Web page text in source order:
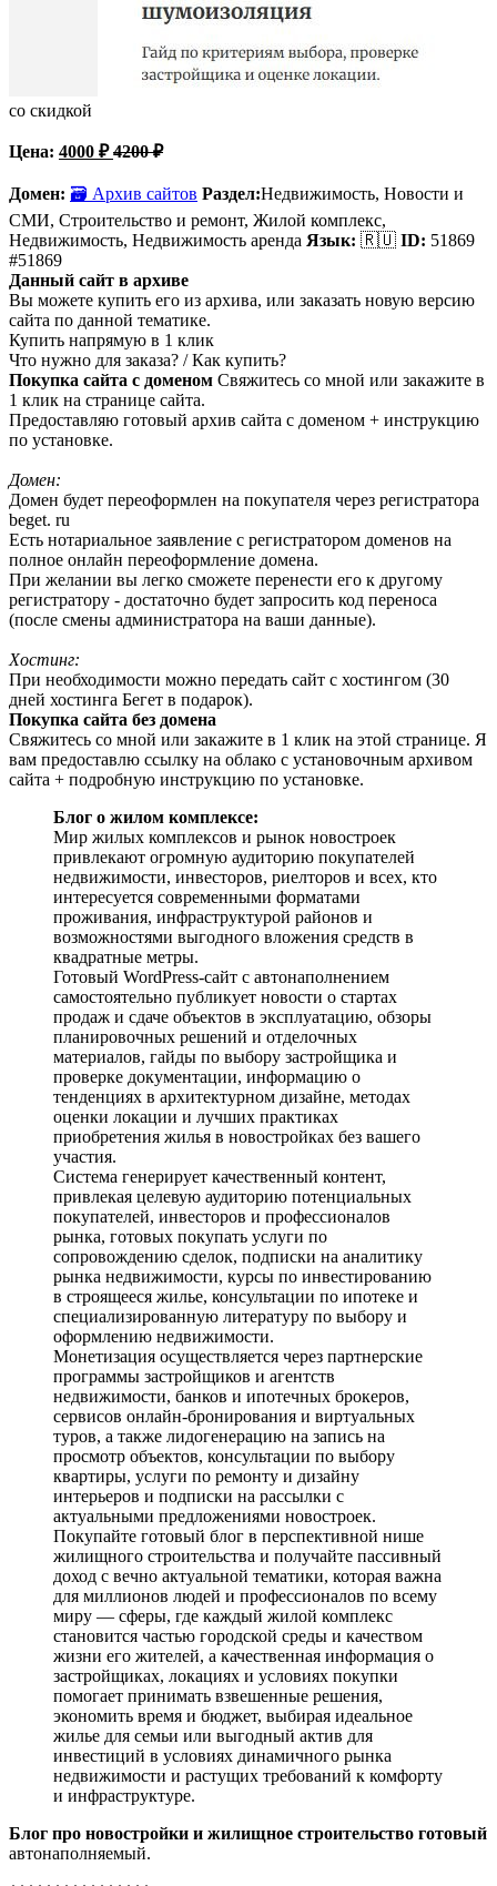
со скидкой
Цена: 4000 ₽ 4200₽
Домен: 🗃 Архив сайтов Раздел:Недвижимость, Новости и
СМИ, Строительство и ремонт, Жилой комплекс,
Недвижимость, Недвижимость аренда Язык: 🇷🇺 ID: 51869
#51869
Данный сайт в архиве
Вы можете купить его из архива, или заказать новую версию
сайта по данной тематике.
Купить напрямую в 1 клик
Что нужно для заказа? / Как купить?
Покупка сайта с доменом Свяжитесь со мной или закажите в
1 клик на странице сайта.
Предоставляю готовый архив сайта с доменом + инструкцию
по установке.
Домен:
Домен будет переоформлен на покупателя через регистратора
beget. ru
Есть нотариальное заявление с регистратором доменов на
полное онлайн переоформление домена.
При желании вы легко сможете перенести его к другому
регистратору - достаточно будет запросить код переноса
(после смены администратора на ваши данные).
Хостинг:
При необходимости можно передать сайт с хостингом (30
дней хостинга Бегет в подарок).
Покупка сайта без домена
Свяжитесь со мной или закажите в 1 клик на этой странице. Я
вам предоставлю ссылку на облако с установочным архивом
сайта + подробную инструкцию по установке.
Блог о жилом комплексе:
Мир жилых комплексов и рынок новостроек
привлекают огромную аудиторию покупателей
недвижимости, инвесторов, риелторов и всех, кто
интересуется современными форматами
проживания, инфраструктурой районов и
возможностями выгодного вложения средств в
квадратные метры.
Готовый WordPress-сайт с автонаполнением
самостоятельно публикует новости о стартах
продаж и сдаче объектов в эксплуатацию, обзоры
планировочных решений и отделочных
материалов, гайды по выбору застройщика и
проверке документации, информацию о
тенденциях в архитектурном дизайне, методах
оценки локации и лучших практиках
приобретения жилья в новостройках без вашего
участия.
Система генерирует качественный контент,
привлекая целевую аудиторию потенциальных
покупателей, инвесторов и профессионалов
рынка, готовых покупать услуги по
сопровождению сделок, подписки на аналитику
рынка недвижимости, курсы по инвестированию
в строящееся жилье, консультации по ипотеке и
специализированную литературу по выбору и
оформлению недвижимости.
Монетизация осуществляется через партнерские
программы застройщиков и агентств
недвижимости, банков и ипотечных брокеров,
сервисов онлайн-бронирования и виртуальных
туров, а также лидогенерацию на запись на
просмотр объектов, консультации по выбору
квартиры, услуги по ремонту и дизайну
интерьеров и подписки на рассылки с
актуальными предложениями новостроек.
Покупайте готовый блог в перспективной нише
жилищного строительства и получайте пассивный
доход с вечно актуальной тематики, которая важна
для миллионов людей и профессионалов по всему
миру — сферы, где каждый жилой комплекс
становится частью городской среды и качеством
жизни его жителей, а качественная информация о
застройщиках, локациях и условиях покупки
помогает принимать взвешенные решения,
экономить время и бюджет, выбирая идеальное
жилье для семьи или выгодный актив для
инвестиций в условиях динамичного рынка
недвижимости и растущих требований к комфорту
и инфраструктуре.
Блог про новостройки и жилищное строительство готовый
автонаполняемый.